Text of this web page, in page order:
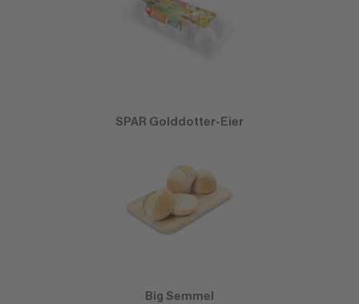
SPAR Golddotter-Eier
Big Semmel